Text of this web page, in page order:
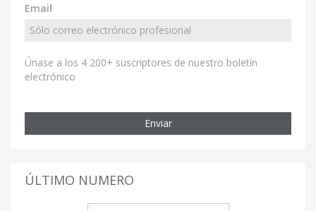
Email
Únase a los 4 200+ suscriptores de nuestro boletín
electrónico
Enviar
ÚLTIMO NUMERO